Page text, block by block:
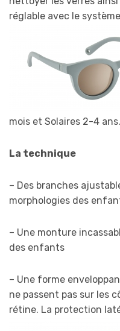
réglable avec le
mois et Solaires 2-4 ans.
La technique
– Des branches
morphologies des
– Une monture
des enfants
– Une forme
ne passent pas sur les
rétine. La protection